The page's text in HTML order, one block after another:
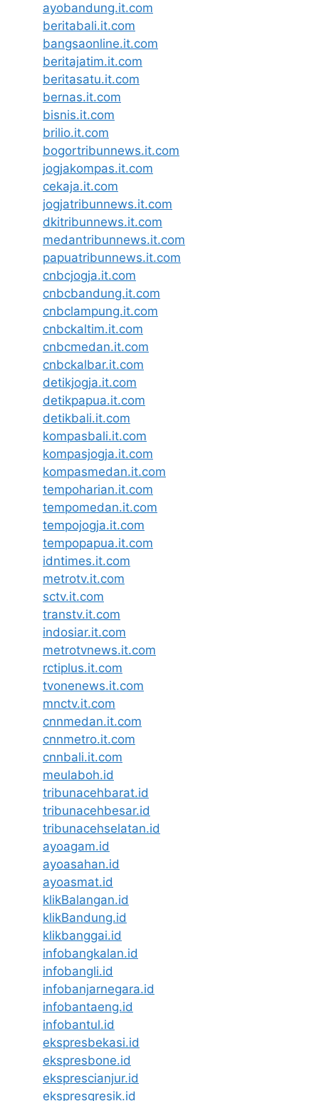
ayobandung.it.com
beritabali.it.com
bangsaonline.it.com
beritajatim.it.com
beritasatu.it.com
bernas.it.com
bisnis.it.com
brilio.it.com
bogortribunnews.it.com
jogjakompas.it.com
cekaja.it.com
jogjatribunnews.it.com
dkitribunnews.it.com
medantribunnews.it.com
papuatribunnews.it.com
cnbcjogja.it.com
cnbcbandung.it.com
cnbclampung.it.com
cnbckaltim.it.com
cnbcmedan.it.com
cnbckalbar.it.com
detikjogja.it.com
detikpapua.it.com
detikbali.it.com
kompasbali.it.com
kompasjogja.it.com
kompasmedan.it.com
tempoharian.it.com
tempomedan.it.com
tempojogja.it.com
tempopapua.it.com
idntimes.it.com
metrotv.it.com
sctv.it.com
transtv.it.com
indosiar.it.com
metrotvnews.it.com
rctiplus.it.com
tvonenews.it.com
mnctv.it.com
cnnmedan.it.com
cnnmetro.it.com
cnnbali.it.com
meulaboh.id
tribunacehbarat.id
tribunacehbesar.id
tribunacehselatan.id
ayoagam.id
ayoasahan.id
ayoasmat.id
klikBalangan.id
klikBandung.id
klikbanggai.id
infobangkalan.id
infobangli.id
infobanjarnegara.id
infobantaeng.id
infobantul.id
ekspresbekasi.id
ekspresbone.id
eksprescianjur.id
ekspresgresik.id